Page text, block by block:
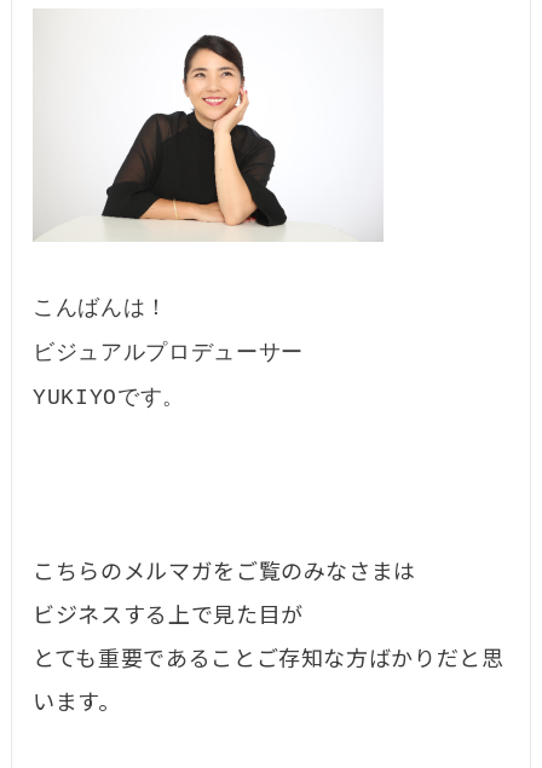
こんばんは！
ビジュアルプロデューサー
YUKIYOです。
こちらのメルマガをご覧のみなさまは
ビジネスする上で見た目が
とても重要であることご存知な方ばかりだと思
います。